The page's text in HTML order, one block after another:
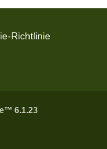
Richtlinie
6.1.23